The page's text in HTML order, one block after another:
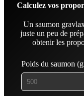
Calculez vos
Un saumon
juste un peu de
obtenir les
Poids du saumon